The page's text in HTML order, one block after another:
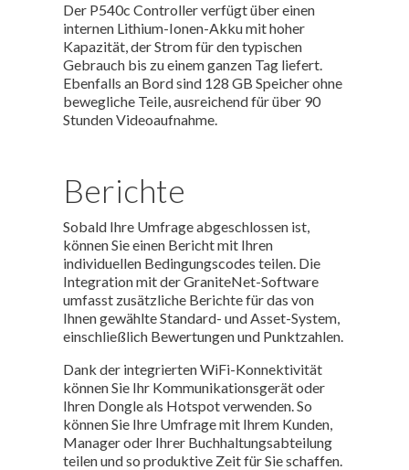
Der P540c Controller verfügt über einen
internen Lithium-Ionen-Akku mit hoher
Kapazität, der Strom für den typischen
Gebrauch bis zu einem ganzen Tag liefert.
Ebenfalls an Bord sind 128 GB Speicher ohne
bewegliche Teile, ausreichend für über 90
Stunden Videoaufnahme.
Berichte
Sobald Ihre Umfrage abgeschlossen ist,
können Sie einen Bericht mit Ihren
individuellen Bedingungscodes teilen. Die
Integration mit der GraniteNet-Software
umfasst zusätzliche Berichte für das von
Ihnen gewählte Standard- und Asset-System,
einschließlich Bewertungen und Punktzahlen.
Dank der integrierten WiFi-Konnektivität
können Sie Ihr Kommunikationsgerät oder
Ihren Dongle als Hotspot verwenden. So
können Sie Ihre Umfrage mit Ihrem Kunden,
Manager oder Ihrer Buchhaltungsabteilung
teilen und so produktive Zeit für Sie schaffen.